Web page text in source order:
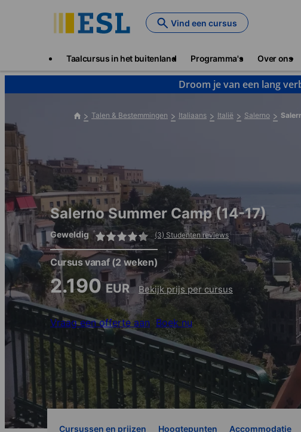
Vind een cursus
Taalcursus in het buitenland Programma's Over ons
Droom je van een lang
Talen & Bestemmingen Italiaans Italië Salerno
Salerno Summer Camp (14-17)
Geweldig (3) Studenten reviews
Cursus vanaf (2 weken)
2.190EUR Bekijk prijs per cursus
Vraag een offerte aan Boek nu
Cursussen en prijzen Hoogtepunten Accommodatie